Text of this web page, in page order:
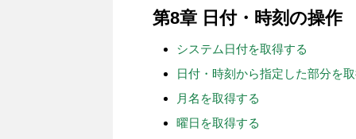
第8章 日付・時刻の操作
システム日付を取得する
日付・時刻から指定した部分を
月名を取得する
曜日を取得する